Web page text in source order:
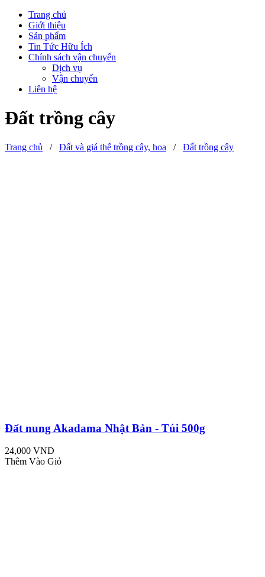
Trang chủ
Giới thiệu
Sản phẩm
Tin Tức Hữu Ích
Chính sách vận chuyển
Dịch vụ
Vận chuyển
Liên hệ
Đất trồng cây
Trang chủ / Đất và giá thể trồng cây, hoa / Đất trồng cây
Đất nung Akadama Nhật Bản - Túi 500g
24,000 VND
Thêm Vào Giỏ